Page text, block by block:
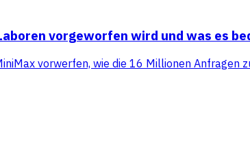
vorgeworfen wird und was es
vorwerfen, wie die 16 Millionen Anfragen